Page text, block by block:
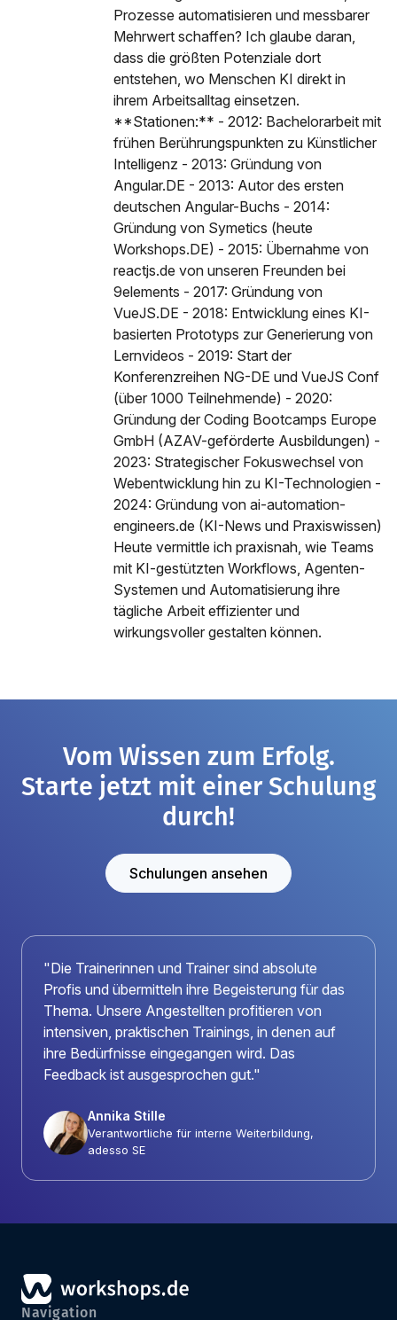
Prozesse automatisieren und messbarer
Mehrwert schaffen? Ich glaube daran,
dass die größten Potenziale dort
entstehen, wo Menschen KI direkt in
ihrem Arbeitsalltag einsetzen.
**Stationen:** - 2012: Bachelorarbeit mit
frühen Berührungspunkten zu Künstlicher
Intelligenz - 2013: Gründung von
Angular.DE - 2013: Autor des ersten
deutschen Angular-Buchs - 2014:
Gründung von Symetics (heute
Workshops.DE) - 2015: Übernahme von
reactjs.de von unseren Freunden bei
9elements - 2017: Gründung von
VueJS.DE - 2018: Entwicklung eines KI-
basierten Prototyps zur Generierung von
Lernvideos - 2019: Start der
Konferenzreihen NG-DE und VueJS Conf
(über 1000 Teilnehmende) - 2020:
Gründung der Coding Bootcamps Europe
GmbH (AZAV-geförderte Ausbildungen) -
2023: Strategischer Fokuswechsel von
Webentwicklung hin zu KI-Technologien -
2024: Gründung von ai-automation-
engineers.de (KI-News und Praxiswissen)
Heute vermittle ich praxisnah, wie Teams
mit KI-gestützten Workflows, Agenten-
Systemen und Automatisierung ihre
tägliche Arbeit effizienter und
wirkungsvoller gestalten können.
Vom Wissen zum Erfolg.
Starte jetzt mit einer Schulung
durch!
Schulungen ansehen
"Die Trainerinnen und Trainer sind absolute
Profis und übermitteln ihre Begeisterung für das
Thema. Unsere Angestellten profitieren von
intensiven, praktischen Trainings, in denen auf
ihre Bedürfnisse eingegangen wird. Das
Feedback ist ausgesprochen gut."
Annika Stille
Verantwortliche für interne Weiterbildung,
adesso SE
Navigation